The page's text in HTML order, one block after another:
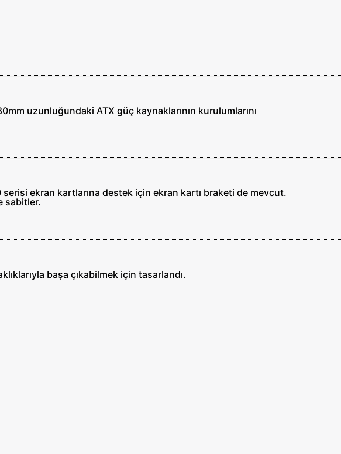
uzunluğundaki ATX güç kaynaklarının kurulumlarını
serisi ekran kartlarına destek için ekran kartı braketi de mevcut.
sabitler.
başa çıkabilmek için tasarlandı.